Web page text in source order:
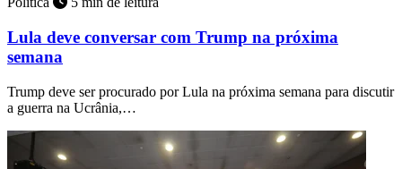
Lula deve conversar com Trump na próxima
semana
Trump deve ser procurado por Lula na próxima semana para discutir
a guerra na Ucrânia,…